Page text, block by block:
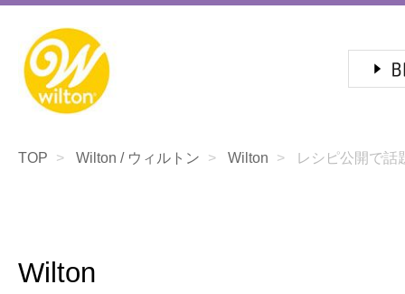
TOP Wilton / ウィルトン Wilton レシピ公開で
Wilton